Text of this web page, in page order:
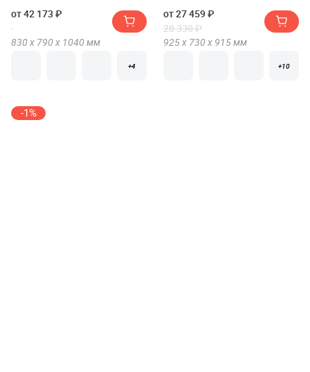
от 42 173 ₽
830 х 790 х 1040 мм
+4
от 27 459 ₽
28 330 ₽
925 х 730 х 915мм
+10
-1%